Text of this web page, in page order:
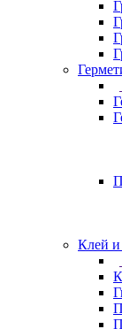
Клей и